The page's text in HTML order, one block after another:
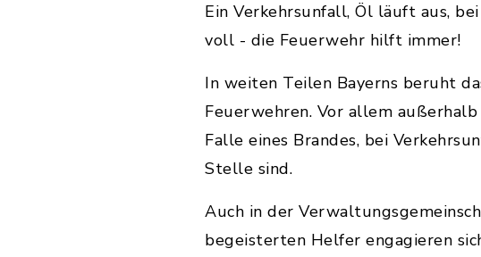
Ein Verkehrsunfall, Öl läuft aus,
voll - die Feuerwehr hilft immer!
In weiten Teilen Bayerns beruht
Feuerwehren. Vor allem
Falle eines Brandes, bei
Stelle sind.
Auch in der
begeisterten Helfer engagieren